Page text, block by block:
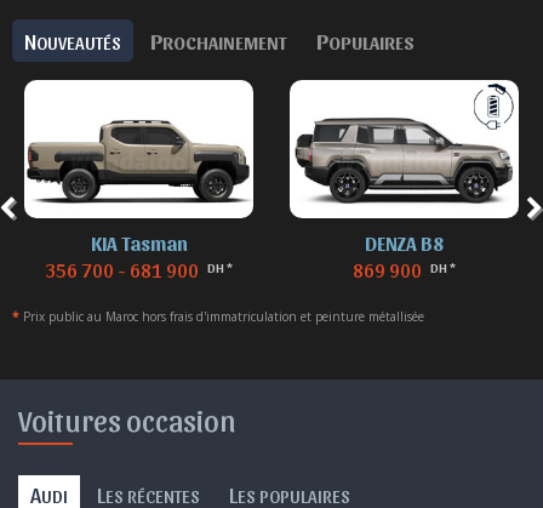
NOUVEAUTÉS PROCHAINEMENT POPULAIRES
KIA Tasman
356 700 - 681 900 DH *
DENZA B8
869 900 DH *
* Prix public au Maroc hors frais d'immatriculation et peinture métallisée
Voitures occasion
AUDI L ES RÉCENTES L ES POPULAIRES